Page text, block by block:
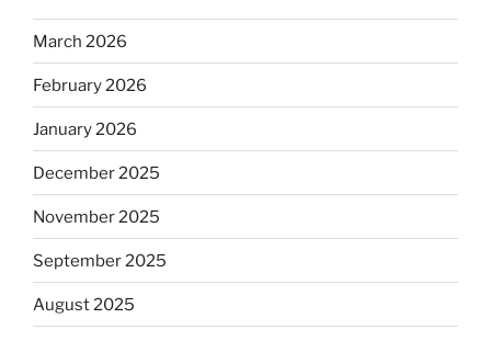
March 2026
February 2026
January 2026
December 2025
November 2025
September 2025
August 2025